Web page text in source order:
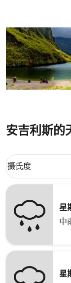
安吉利斯的
Weather unit
摄氏度
keyboard_arrow_down
星
中
星